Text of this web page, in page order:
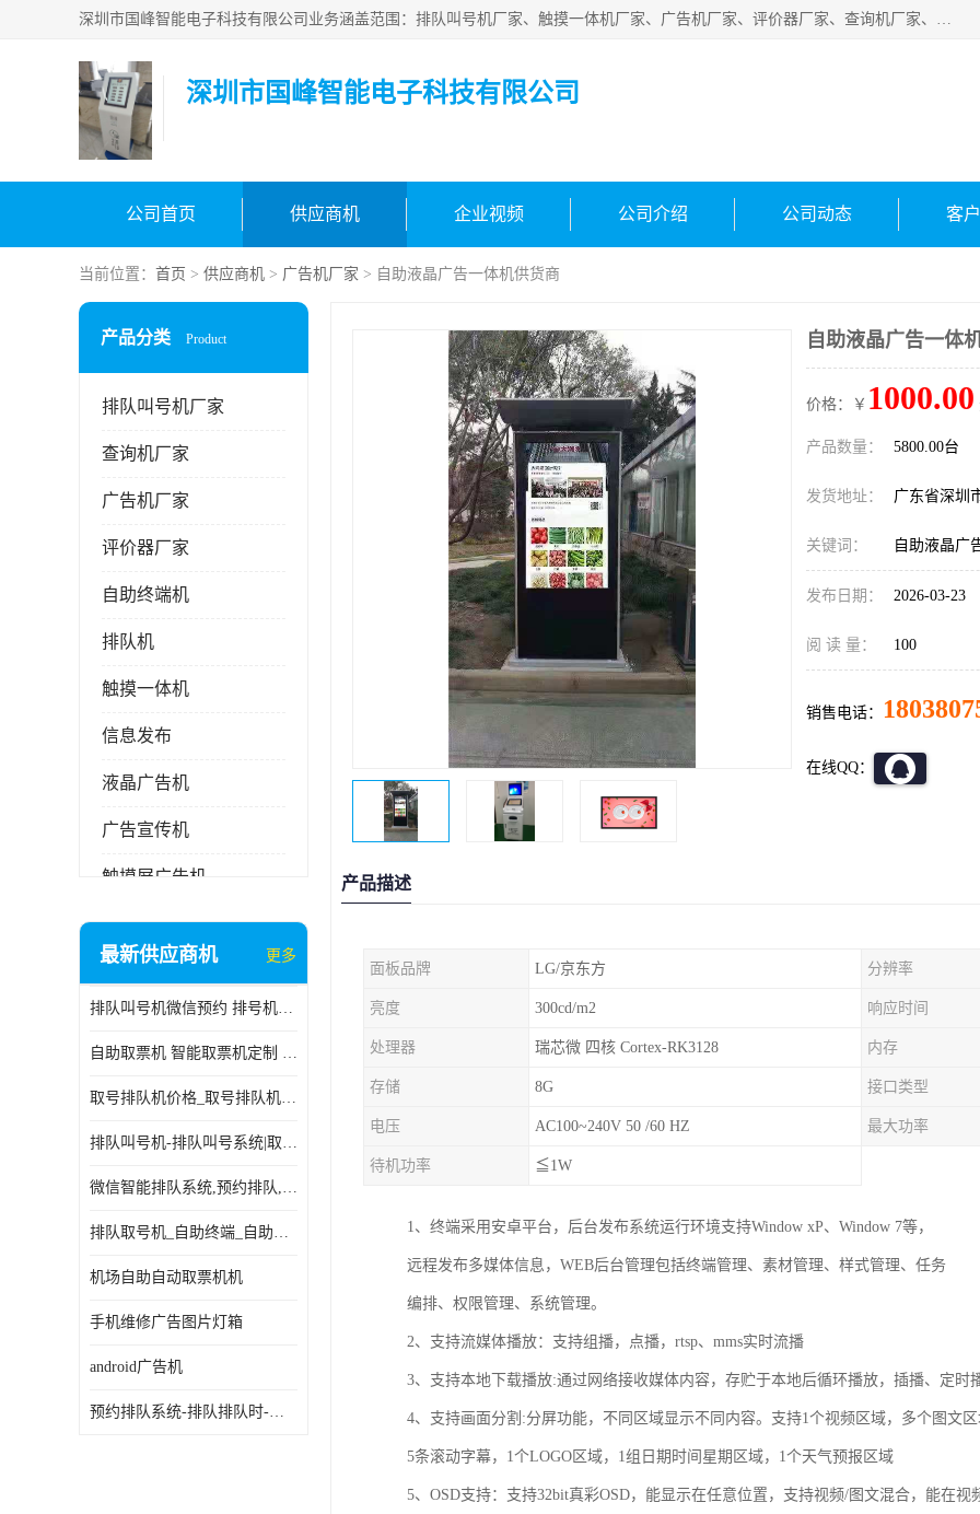
深圳市国峰智能电子科技有限公司业务涵盖范围：排队叫号机厂家、触摸一体机厂家、广告机厂家、评价器厂家、查询机厂家、自助终端机厂家；公司是一家集研发、生产、销售为一体的国民企业，设备制造商和解决方案提供商，广泛应用于银行、医院、、电力、电信、、交通、民航、保险等行业，为不同行业量身定制软硬件为一体的解决方案。
深圳市国峰智能电子科技有限公司
公司首页 供应商机 企业视频 公司介绍 公司动态 客
当前位置： 首页 > 供应商机 > 广告机厂家 > 自助液晶广告一体机供货商
产品分类 Product
排队叫号机厂家
查询机厂家
广告机厂家
评价器厂家
自助终端机
排队机
触摸一体机
信息发布
液晶广告机
广告宣传机
触摸屏广告机
液晶显示器
电子白板
自助服务终端
最新供应商机 更多
排队叫号机微信预约 排号机诊所 行政大厅营业厅取号机
自助取票机 智能取票机定制 款式多样
取号排队机价格_取号排队机报价_取号排队机多少钱
排队叫号机-排队叫号系统|取号机-液晶拼接屏-自助终端机
微信智能排队系统,预约排队,扫码排队,微信叫号
排队取号机_自助终端_自助签到一体机 支持定做
机场自助自动取票机机
手机维修广告图片灯箱
android广告机
预约排队系统-排队排队时-排动排号系统和排队的使用方法
自助液晶广告一体
价格：￥ 1000.00
产品数量： 5800.00台
发货地址： 广东省深圳
关键词： 自助液晶广
发布日期： 2026-03-23
阅 读 量： 100
销售电话：
在线QQ：
产品描述
面板品牌 LG/京东方 分辨率
亮度 300cd/m2 响应时间
处理器 瑞芯微 四核 Cortex-RK3128 内存
存储 8G 接口类型
电压 AC100~240V 50 /60 HZ 最大功率
待机功率 ≦1W
1、终端采用安卓平台，后台发布系统运行环境支持Window xP、Window 7等，
远程发布多媒体信息，WEB后台管理包括终端管理、素材管理、样式管理、任务
编排、权限管理、系统管理。
2、支持流媒体播放：支持组播，点播，rtsp、mms实时流播
3、支持本地下载播放:通过网络接收媒体内容，存贮于本地后循环播放，插播、定时
4、支持画面分割:分屏功能，不同区域显示不同内容。支持1个视频区域，多个图文
5条滚动字幕，1个LOGO区域，1组日期时间星期区域，1个天气预报区域
5、OSD支持：支持32bit真彩OSD，能显示在任意位置，支持视频/图文混合，能在视